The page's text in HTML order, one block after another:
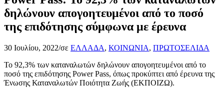
δηλώνουν απογοητευμένοι από το ποσό
της επιδότησης σύμφωνα με έρευνα
30 Ιουλίου, 2022/σε ΕΛΛΑΔΑ, ΚΟΙΝΩΝΙΑ, ΠΡΩΤΟΣΕΛΙΔΑ
Το 92,3% των καταναλωτών δηλώνουν απογοητευμένοι από το
ποσό της επιδότησης Power Pass, όπως προκύπτει από έρευνα της
Ένωσης Καταναλωτών Ποιότητα Ζωής (ΕΚΠΟΙΖΩ).